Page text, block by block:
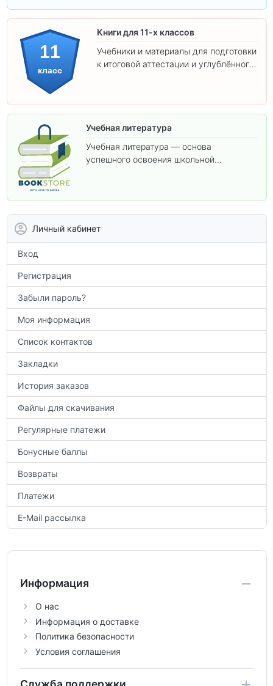
11
класс
Книги для 11-х классов
Учебники и материалы для подготовки
к итоговой аттестации и углублённого
Учебная литература
Учебная литература — основа
успешного освоения школьной
Личный кабинет
Вход
Регистрация
Забыли пароль?
Моя информация
Список контактов
Закладки
История заказов
Файлы для скачивания
Регулярные платежи
Бонусные баллы
Возвраты
Платежи
E-Mail рассылка
Информация
О нас
Информация о доставке
Политика безопасности
Условия соглашения